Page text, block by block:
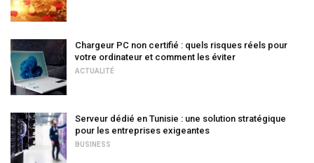
Chargeur PC non certifié : quels risques réels pour
votre ordinateur et comment les éviter
ACTUALITÉ
Serveur dédié en Tunisie : une solution stratégique
pour les entreprises exigeantes
BUSINESS